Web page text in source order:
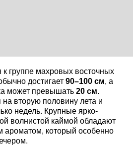
группе махровых восточных
достигает 90–100 см, а
может превышать 20 см.
на вторую половину лета и
недель. Крупные ярко-
волнистой каймой обладают
который особенно